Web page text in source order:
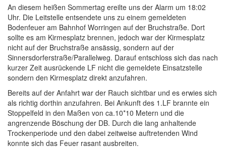
An diesem heißen Sommertag ereilte uns der Alarm um 18:02
Uhr. Die Leitstelle entsendete uns zu einem gemeldeten
Bodenfeuer am Bahnhof Worringen auf der Bruchstraße. Dort
sollte es am Kirmesplatz brennen, jedoch war der Kirmesplatz
nicht auf der Bruchstraße ansässig, sondern auf der
Sinnersdorferstraße/Parallelweg. Darauf entschloss sich das nach
kurzer Zeit ausrückende LF nicht die gemeldete Einsatzstelle
sondern den Kirmesplatz direkt anzufahren.
Bereits auf der Anfahrt war der Rauch sichtbar und es erwies sich
als richtig dorthin anzufahren. Bei Ankunft des 1.LF brannte ein
Stoppelfeld in den Maßen von ca.10*10 Metern und die
angrenzende Böschung der DB. Durch die lang anhaltende
Trockenperiode und den dabei zeitweise auftretenden Wind
konnte sich das Feuer rasant ausbreiten.